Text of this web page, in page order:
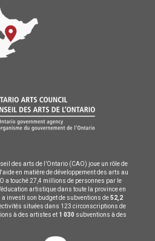
des arts de l’Ontario (CAO) joue un rôle de
en matière de développement des arts au
a touché 27,4 millions de personnes par le
artistique dans toute la province en
a investi son budget de subventions de52,2
situées dans 123 circonscriptions de
à des artistes et 1 030 subventions à des